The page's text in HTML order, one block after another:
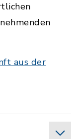
aus der